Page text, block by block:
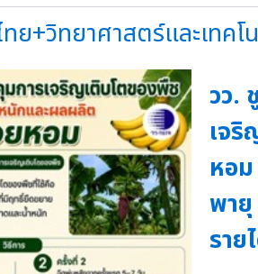
ย+วิทยาศาสตร์และเทคโ
วว.
เจ
หอ
พา
ราย